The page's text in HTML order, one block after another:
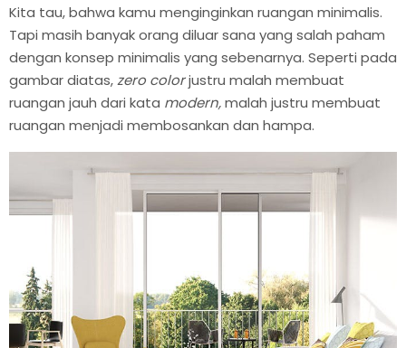
Kita tau, bahwa kamu menginginkan ruangan minimalis.
Tapi masih banyak orang diluar sana yang salah paham
dengan konsep minimalis yang sebenarnya. Seperti pada
gambar diatas,zero colorjustru malah membuat
ruangan jauh dari kata modern,malah justru membuat
ruangan menjadi membosankan dan hampa.